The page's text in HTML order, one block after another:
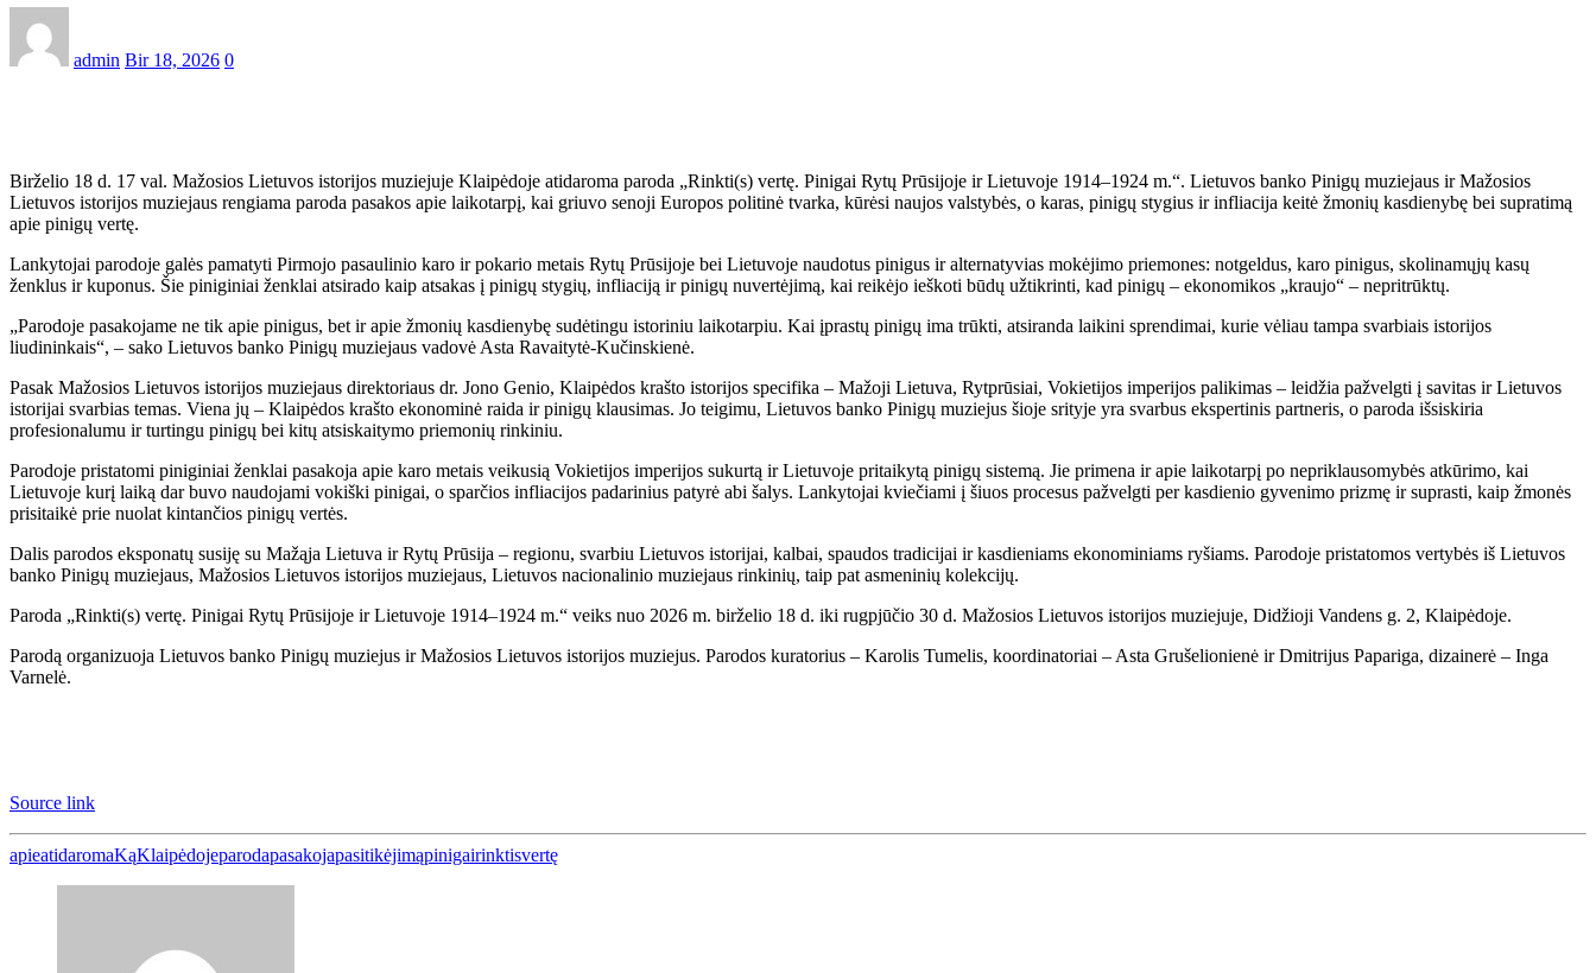
admin Bir 18, 2026 0
Birželio 18 d. 17 val. Mažosios Lietuvos istorijos muziejuje Klaipėdoje atidaroma paroda „Rinkti(s) vertę. Pinigai Rytų Prūsijoje ir Lietuvoje 1914–1924 m.“. Lietuvos banko Pinigų muziejaus ir Mažosios
Lietuvos istorijos muziejaus rengiama paroda pasakos apie laikotarpį, kai griuvo senoji Europos politinė tvarka, kūrėsi naujos valstybės, o karas, pinigų stygius ir infliacija keitė žmonių kasdienybę bei supratimą
apie pinigų vertę.
Lankytojai parodoje galės pamatyti Pirmojo pasaulinio karo ir pokario metais Rytų Prūsijoje bei Lietuvoje naudotus pinigus ir alternatyvias mokėjimo priemones: notgeldus, karo pinigus, skolinamųjų kasų
ženklus ir kuponus. Šie piniginiai ženklai atsirado kaip atsakas į pinigų stygių, infliaciją ir pinigų nuvertėjimą, kai reikėjo ieškoti būdų užtikrinti, kad pinigų – ekonomikos „kraujo“ – nepritrūktų.
„Parodoje pasakojame ne tik apie pinigus, bet ir apie žmonių kasdienybę sudėtingu istoriniu laikotarpiu. Kai įprastų pinigų ima trūkti, atsiranda laikini sprendimai, kurie vėliau tampa svarbiais istorijos
liudininkais“, – sako Lietuvos banko Pinigų muziejaus vadovė Asta Ravaitytė-Kučinskienė.
Pasak Mažosios Lietuvos istorijos muziejaus direktoriaus dr. Jono Genio, Klaipėdos krašto istorijos specifika – Mažoji Lietuva, Rytprūsiai, Vokietijos imperijos palikimas – leidžia pažvelgti į savitas ir Lietuvos
istorijai svarbias temas. Viena jų – Klaipėdos krašto ekonominė raida ir pinigų klausimas. Jo teigimu, Lietuvos banko Pinigų muziejus šioje srityje yra svarbus ekspertinis partneris, o paroda išsiskiria
profesionalumu ir turtingu pinigų bei kitų atsiskaitymo priemonių rinkiniu.
Parodoje pristatomi piniginiai ženklai pasakoja apie karo metais veikusią Vokietijos imperijos sukurtą ir Lietuvoje pritaikytą pinigų sistemą. Jie primena ir apie laikotarpį po nepriklausomybės atkūrimo, kai
Lietuvoje kurį laiką dar buvo naudojami vokiški pinigai, o sparčios infliacijos padarinius patyrė abi šalys. Lankytojai kviečiami į šiuos procesus pažvelgti per kasdienio gyvenimo prizmę ir suprasti, kaip žmonės
prisitaikė prie nuolat kintančios pinigų vertės.
Dalis parodos eksponatų susiję su Mažąja Lietuva ir Rytų Prūsija – regionu, svarbiu Lietuvos istorijai, kalbai, spaudos tradicijai ir kasdieniams ekonominiams ryšiams. Parodoje pristatomos vertybės iš Lietuvos
banko Pinigų muziejaus, Mažosios Lietuvos istorijos muziejaus, Lietuvos nacionalinio muziejaus rinkinių, taip pat asmeninių kolekcijų.
Paroda „Rinkti(s) vertę. Pinigai Rytų Prūsijoje ir Lietuvoje 1914–1924 m.“ veiks nuo 2026 m. birželio 18 d. iki rugpjūčio 30 d. Mažosios Lietuvos istorijos muziejuje, Didžioji Vandens g. 2, Klaipėdoje.
Parodą organizuoja Lietuvos banko Pinigų muziejus ir Mažosios Lietuvos istorijos muziejus. Parodos kuratorius – Karolis Tumelis, koordinatoriai – Asta Grušelionienė ir Dmitrijus Papariga, dizainerė – Inga
Varnelė.
Source link
apieatidaromaKąKlaipėdojeparodapasakojapasitikėjimąpinigairinktisvertę